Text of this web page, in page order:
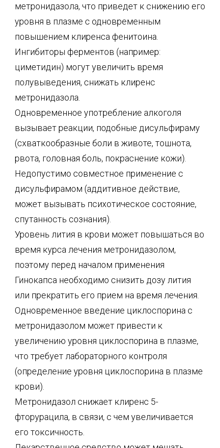
метронидазола, что приведет к снижению его
уровня в плазме с одновременным
повышением клиренса фенитоина.
Ингибиторы ферментов (например:
циметидин) могут увеличить время
полувыведения, снижать клиренс
метронидазола.
Одновременное употребление алкоголя
вызывает реакции, подобные дисульфираму
(схваткообразные боли в животе, тошнота,
рвота, головная боль, покраснение кожи).
Недопустимо совместное применение с
дисульфирамом (аддитивное действие,
может вызывать психотическое состояние,
спутанность сознания).
Уровень лития в крови может повышаться во
время курса лечения метронидазолом,
поэтому перед началом применения
Гинокапса необходимо снизить дозу лития
или прекратить его прием на время лечения.
Одновременное введение циклоспорина с
метронидазолом может привести к
увеличению уровня циклоспорина в плазме,
что требует лабораторного контроля
(определение уровня циклоспорина в плазме
крови).
Метронидазол снижает клиренс 5-
фторурацила, в связи, с чем увеличивается
его токсичность.